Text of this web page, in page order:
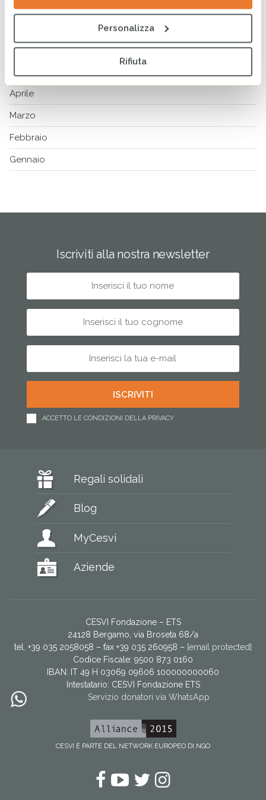
Personalizza
Rifiuta
Agosto
Giugno
Aprile
Marzo
Febbraio
Gennaio
Iscriviti alla nostra newsletter
ACCETTO LE CONDIZIONI DELLA PRIVACY
Regali solidali
Blog
MyCesvi
Aziende
CESVI Fondazione – ETS
24128 Bergamo, via Broseta 68/a
tel. +39 035 2058058 – fax +39 035 260958 – [email protected]
Codice Fiscale: 9500 873 0160
IBAN: IT 49 H 03069 09606 100000000060
Intestatario: CESVI Fondazione ETS
Servizio donatori via WhatsApp
CESVI È PARTE DEL NETWORK EUROPEO DI NGO
Facebook
YouTube
Twitter
Instagram